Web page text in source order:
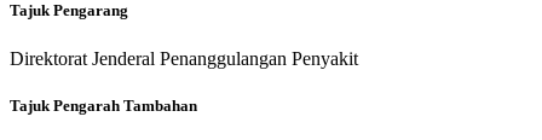
Tajuk Pengarang
Direktorat Jenderal Penanggulangan Penyakit
Tajuk Pengarah Tambahan